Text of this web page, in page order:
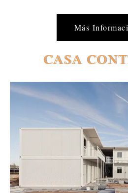
Más
CASA